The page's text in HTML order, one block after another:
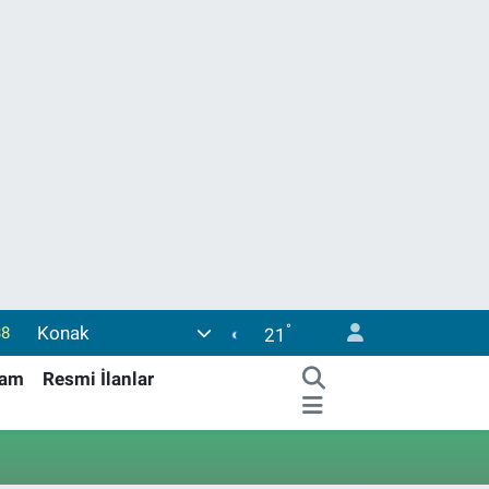
Konak 21 °
Resmi İlanlar